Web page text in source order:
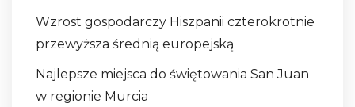
Wzrost gospodarczy Hiszpanii czterokrotnie
przewyższa średnią europejską
Najlepsze miejsca do świętowania San Juan
w regionie Murcia